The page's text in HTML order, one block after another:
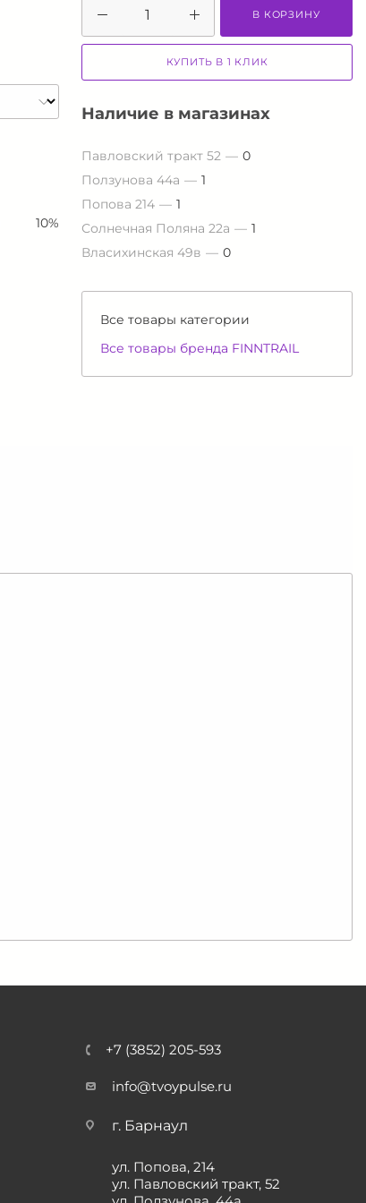
10%
В КОРЗИНУ
КУПИТЬ В 1 КЛИК
Наличие в магазинах
Павловский тракт 52
0
Ползунова 44а
1
Попова 214
1
Солнечная Поляна 22а
1
Власихинская 49в
0
Все товары категории
Все товары бренда FINNTRAIL
+7 (3852) 205-593
info@tvoypulse.ru
г. Барнаул
ул. Попова, 214
ул. Павловский тракт, 52